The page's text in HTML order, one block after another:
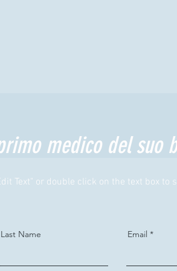
medico del suo
Text" or double click on the text box to
Last Name
Email